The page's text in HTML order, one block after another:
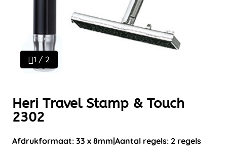
1 / 2
Heri Travel Stamp & Touch
2302
Afdrukformaat: 33 x 8mm Aantal regels: 2 regels